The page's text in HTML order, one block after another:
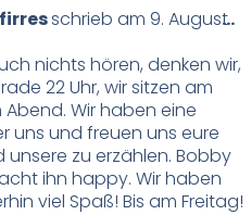
schrieb am 9. August
nichts hören, denken wir,
22 Uhr, wir sitzen am
Wir haben eine
uns und freuen uns eure
zu erzählen. Bobby
ihn happy. Wir haben
viel Spaß! Bis am Freitag!
…